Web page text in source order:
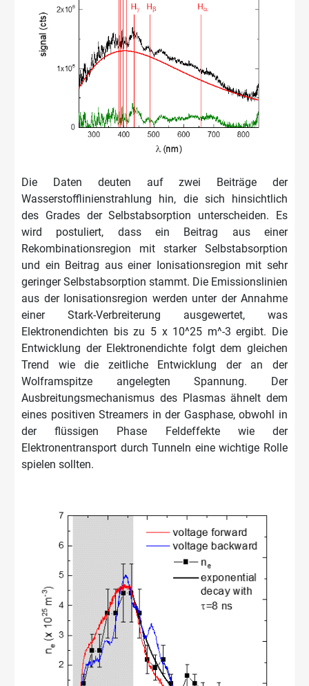
Die Daten deuten auf zwei Beiträge der
Wasserstofflinienstrahlung hin, die sich hinsichtlich
des Grades der Selbstabsorption unterscheiden. Es
wird postuliert, dass ein Beitrag aus einer
Rekombinationsregion mit starker Selbstabsorption
und ein Beitrag aus einer Ionisationsregion mit sehr
geringer Selbstabsorption stammt. Die Emissionslinien
aus der Ionisationsregion werden unter der Annahme
einer Stark-Verbreiterung ausgewertet, was
Elektronendichten bis zu 5 x 10^25 m^-3 ergibt. Die
Entwicklung der Elektronendichte folgt dem gleichen
Trend wie die zeitliche Entwicklung der an der
Wolframspitze angelegten Spannung. Der
Ausbreitungsmechanismus des Plasmas ähnelt dem
eines positiven Streamers in der Gasphase, obwohl in
der flüssigen Phase Feldeffekte wie der
Elektronentransport durch Tunneln eine wichtige Rolle
spielen sollten.